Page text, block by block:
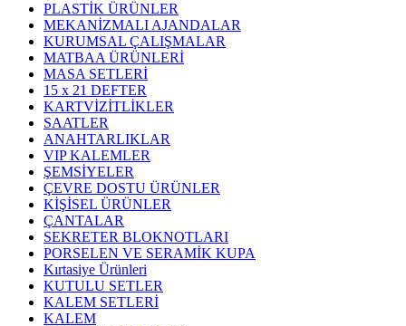
PLASTİK ÜRÜNLER
MEKANİZMALI AJANDALAR
KURUMSAL ÇALIŞMALAR
MATBAA ÜRÜNLERİ
MASA SETLERİ
15 x 21 DEFTER
KARTVİZİTLİKLER
SAATLER
ANAHTARLIKLAR
VIP KALEMLER
ŞEMSİYELER
ÇEVRE DOSTU ÜRÜNLER
KİŞİSEL ÜRÜNLER
ÇANTALAR
SEKRETER BLOKNOTLARI
PORSELEN VE SERAMİK KUPA
Kırtasiye Ürünleri
KUTULU SETLER
KALEM SETLERİ
KALEM